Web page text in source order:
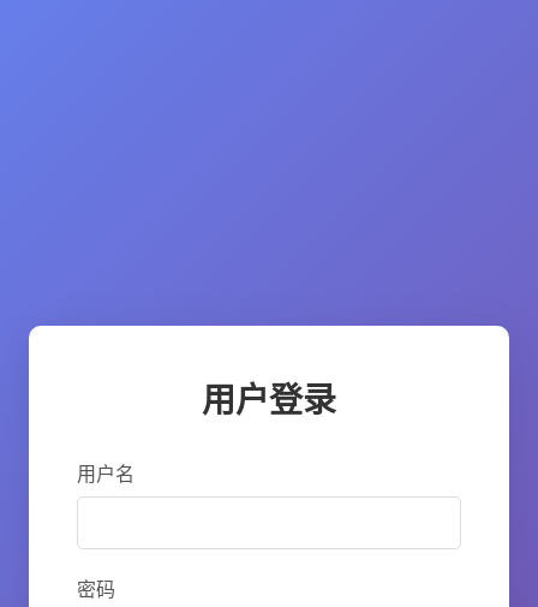
用户登录
用户名
密码